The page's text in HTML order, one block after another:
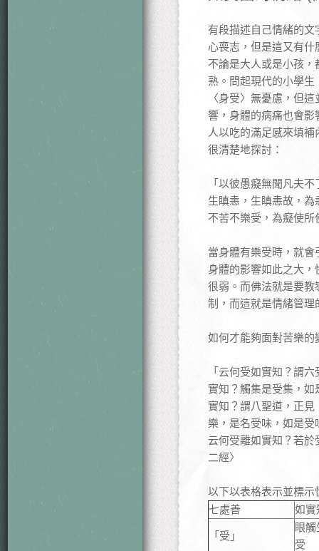
有段描述自己情緒的
心喪志，但是這又有
不論是大人或是小孩
熟。問起現代的小學
〈身受〉無憂慮，但
響，身體的病痛也會
人以吃的滿足感來填
很清楚地探討：
「以彼愚癡無聞凡夫
生瞋恚，生瞋恚故，
不苦不樂受，為癡使
當身體有樂受時，就
身體的影響如此之大
很弱。而佛法就是要
制，而這就是情緒管理
如何才能夠面對苦樂
「云何受如實知？謂
實知？觸集是受集，
實知？謂八聖道，正
樂，是名受味，如是
云何受離如實知？若
二經〉
以下以表格表示並標示
七處善
如實
「受」
眼
受